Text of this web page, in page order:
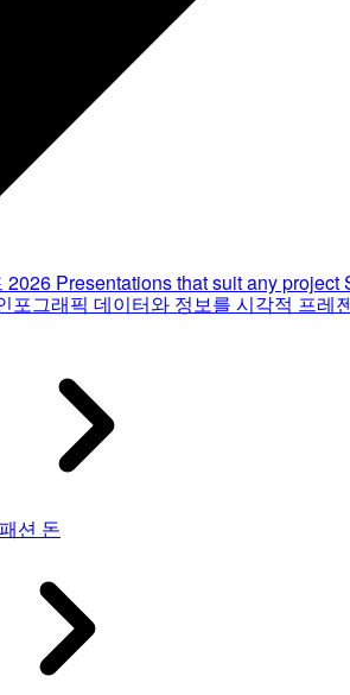
2026 Presentations that suit any project
포그래픽 데이터와 정보를 시각적 프레
패션 돈